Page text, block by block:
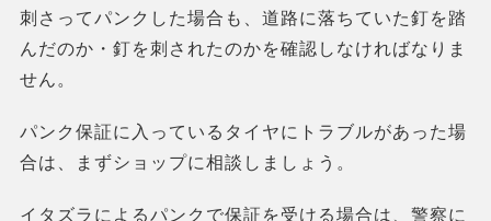
刺さってパンクした場合も、道路に落ちていた釘を踏
んだのか・釘を刺されたのかを確認しなければなりま
せん。
パンク保証に入っているタイヤにトラブルがあった場
合は、まずショップに相談しましょう。
イタズラによるパンクで保証を受ける場合は、警察に